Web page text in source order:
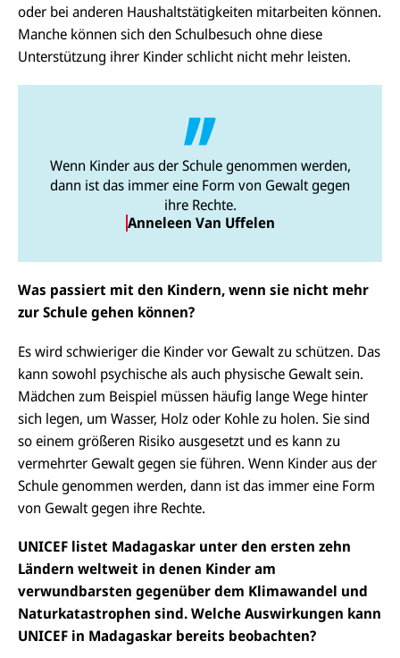
oder bei anderen Haushaltstätigkeiten mitarbeiten können.
Manche können sich den Schulbesuch ohne diese
Unterstützung ihrer Kinder schlicht nicht mehr leisten.
Wenn Kinder aus der Schule genommen werden,
dann ist das immer eine Form von Gewalt gegen
ihre Rechte.
Anneleen Van Uffelen
Was passiert mit den Kindern, wenn sie nicht mehr
zur Schule gehen können?
Es wird schwieriger die Kinder vor Gewalt zu schützen. Das
kann sowohl psychische als auch physische Gewalt sein.
Mädchen zum Beispiel müssen häufig lange Wege hinter
sich legen, um Wasser, Holz oder Kohle zu holen. Sie sind
so einem größeren Risiko ausgesetzt und es kann zu
vermehrter Gewalt gegen sie führen. Wenn Kinder aus der
Schule genommen werden, dann ist das immer eine Form
von Gewalt gegen ihre Rechte.
UNICEF listet Madagaskar unter den ersten zehn
Ländern weltweit in denen Kinder am
verwundbarsten gegenüber dem Klimawandel und
Naturkatastrophen sind. Welche Auswirkungen kann
UNICEF in Madagaskar bereits beobachten?